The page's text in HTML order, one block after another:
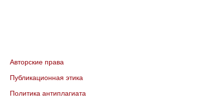
Авторские права
Публикационная этика
Политика антиплагиата